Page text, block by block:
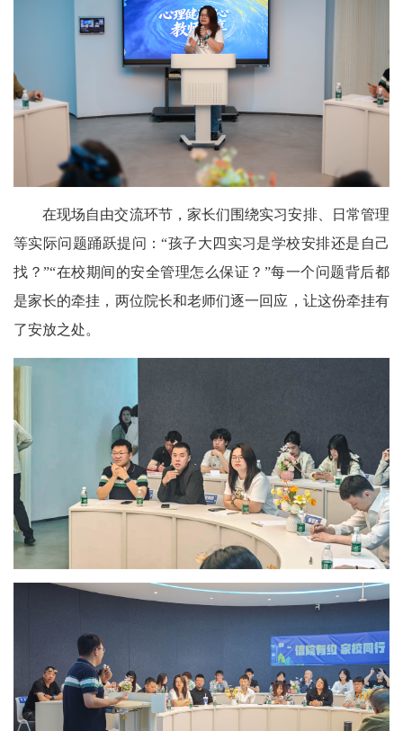
在现场自由交流环节，家长们围绕实习安排、日常管理
等实际问题踊跃提问：“孩子大四实习是学校安排还是自己
找？”“在校期间的安全管理怎么保证？”每一个问题背后都
是家长的牵挂，两位院长和老师们逐一回应，让这份牵挂有
了安放之处。